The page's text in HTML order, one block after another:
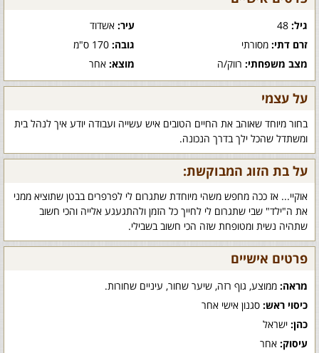
גיל: עיר:אשדוד
זרם דתי: מסורתי גובה:170 ס"מ
מצב משפחתי: רווק/ה מוצא:אחר
על עצמי
בחור מיוחד שאוהב את החיים הטובים איש עשייה ועבודה יודע איך לנהל בית
ומשתדל שהכל ילך בדרך הנכונה.
על בת הזוג המבוקשת:
אוקיי... אז ככה מחפש משהי מיוחדת שתגרום לי לפרפרים בבטן שתוציא ממני
את ה"ילד" שבי שתגרום לי לחייך כל הזמן ולהתגעגע אלייה והכי חשוב
שתהיה נשית ומטופחת שזה הכי חשוב בשבילי.
פרטים אישיים
מראה: ממוצע, גוף רזה, שיער שחור, עיניים שחורות.
כיסוי ראש: סגנון אישי אחר
כהן: ישראל
עיסוק: אחר